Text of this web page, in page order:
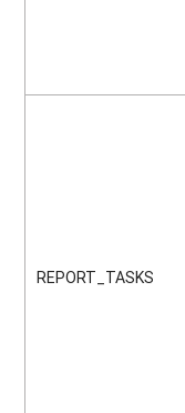
REPORT_TASKS